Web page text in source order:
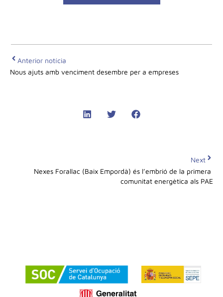
Anterior notícia
Nous ajuts amb venciment desembre per a empreses
Next
Nexes Forallac (Baix Empordà) és l’embrió de la primera
comunitat energètica als PAE